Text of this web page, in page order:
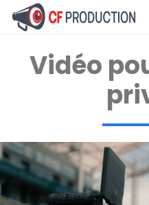
Vidéo